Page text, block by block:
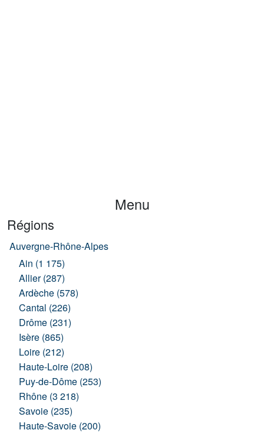
Menu
Régions
Auvergne-Rhône-Alpes
Ain (1 175)
Allier (287)
Ardèche (578)
Cantal (226)
Drôme (231)
Isère (865)
Loire (212)
Haute-Loire (208)
Puy-de-Dôme (253)
Rhône (3 218)
Savoie (235)
Haute-Savoie (200)